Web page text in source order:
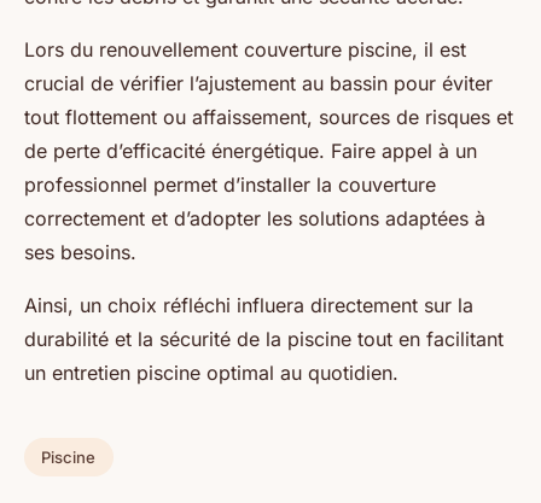
Lors du renouvellement couverture piscine, il est
crucial de vérifier l’ajustement au bassin pour éviter
tout flottement ou affaissement, sources de risques et
de perte d’efficacité énergétique. Faire appel à un
professionnel permet d’installer la couverture
correctement et d’adopter les solutions adaptées à
ses besoins.
Ainsi, un choix réfléchi influera directement sur la
durabilité et la sécurité de la piscine tout en facilitant
un entretien piscine optimal au quotidien.
Piscine